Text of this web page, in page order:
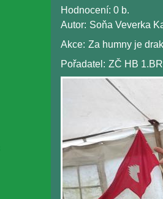
Hodnocení: 0 b.
Autor: Soňa Veverka
Akce: Za humny je
Pořadatel: ZČ HB